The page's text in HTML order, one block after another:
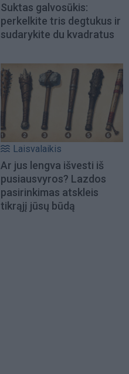
Suktas galvosūkis:
perkelkite tris degtukus ir
sudarykite du kvadratus
Laisvalaikis
Ar jus lengva išvesti iš
pusiausvyros? Lazdos
pasirinkimas atskleis
tikrąjį jūsų būdą